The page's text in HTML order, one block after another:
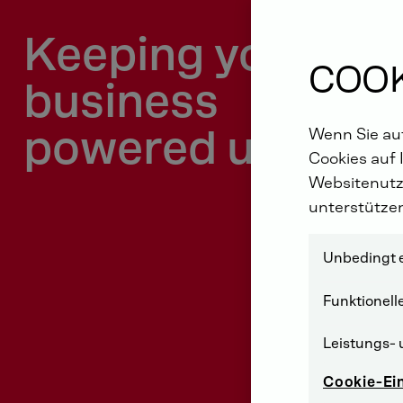
Keeping your
business
powered up
Wenn Sie
Cookies auf
Unbedingt
Leistungs-
Cookie-